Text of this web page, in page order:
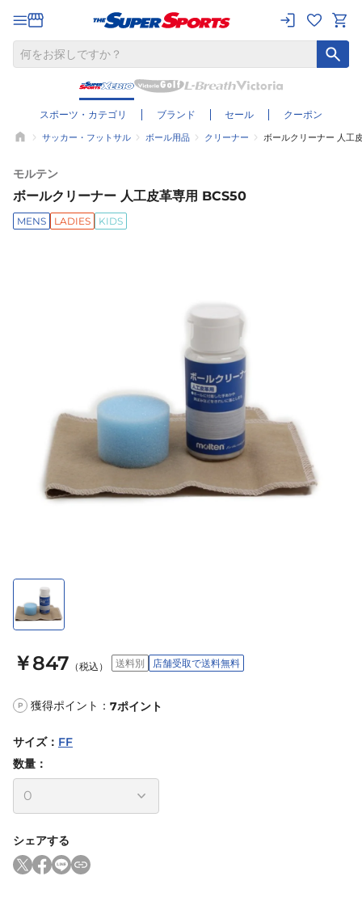
スポーツ・カテゴリ ブランド セール クーポン
サッカー・フットサル ボール用品 クリーナー ボールクリーナー 人工
モルテン
ボールクリーナー 人工皮革専用 BCS50
MENS LADIES KIDS
￥847 （税込） 送料別 店舗受取で送料無料
P 獲得ポイント： 7ポイント
サイズ： FF
数量：
シェアする